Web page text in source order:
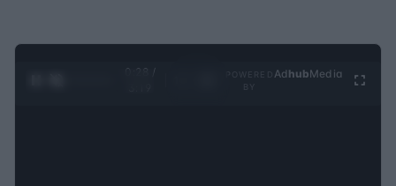
0:29 /
Ad hubMedia